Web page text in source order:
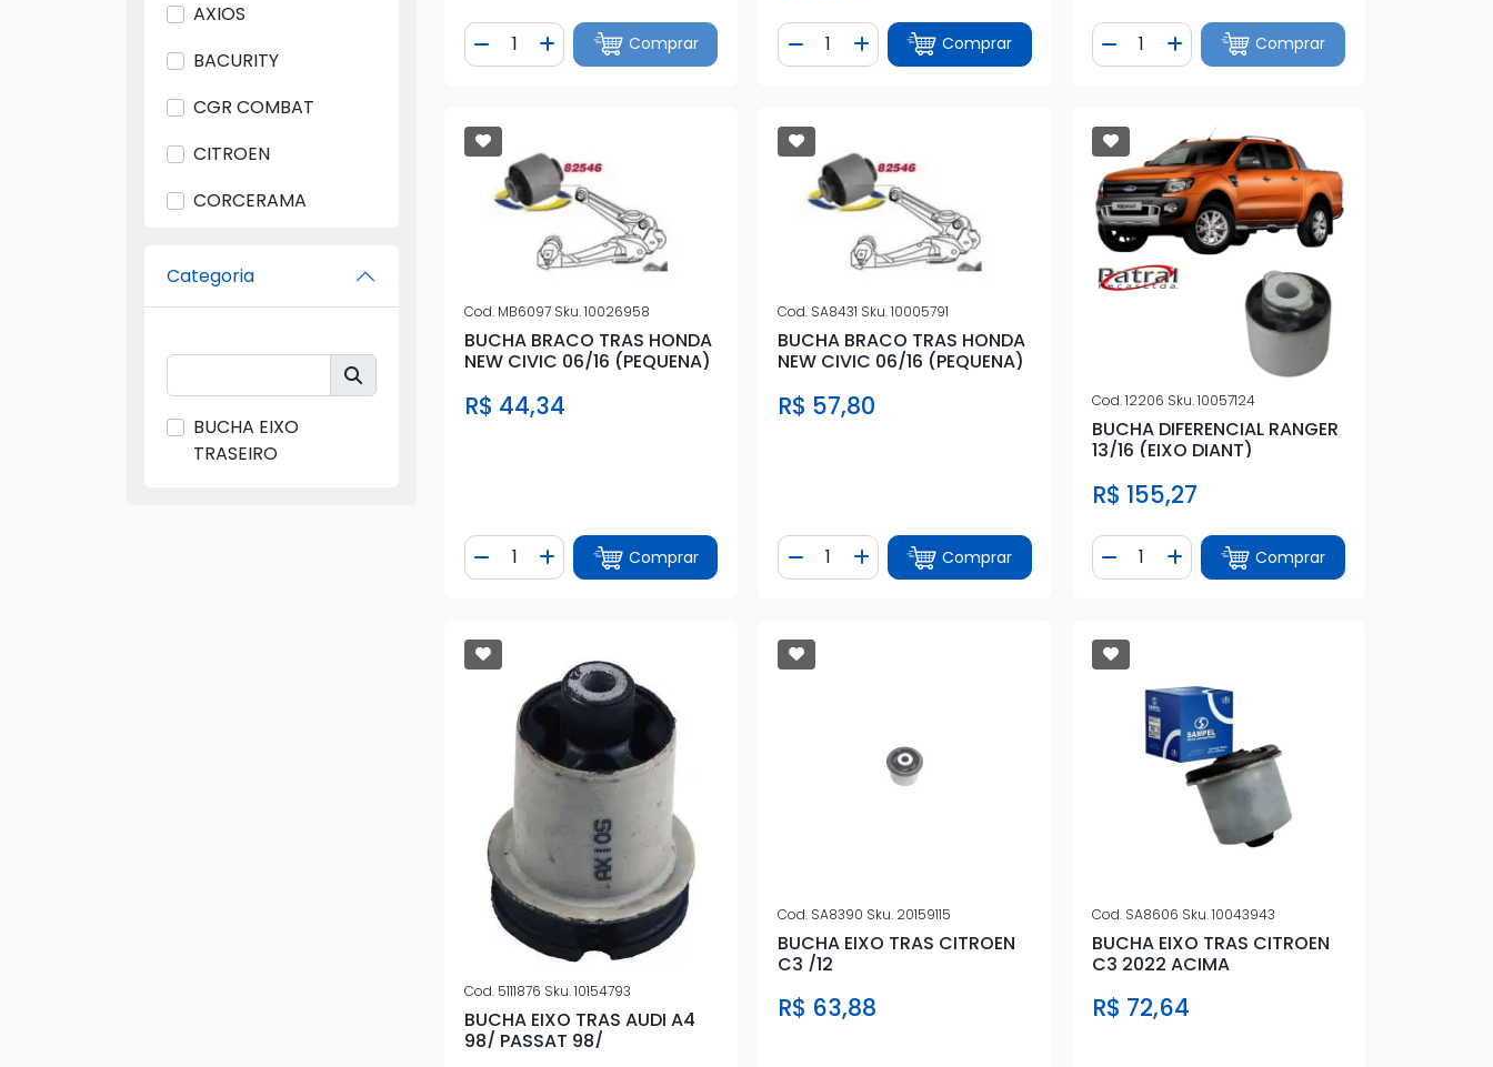
AXIOS
BACURITY
CGR COMBAT
CITROEN
CORCERAMA
FEBI
GENUINI
Categoria
BUCHA EIXO
TRASEIRO
Diminuir Quantidade
Quantidade
Adicionar Quantidade
Comprar Diminuir Quantidade
Quantidade
Adicionar Quantidade
Comprar Diminuir Quantidade
Quantidade
Adicionar Quantidade
Comprar
Cod. MB6097 Sku.10026958
BUCHA BRACO TRAS HONDA
NEW CIVIC 06/16 (PEQUENA)
R$ 44,34
Diminuir Quantidade
Quantidade
Adicionar Quantidade
Comprar
Cod. SA8431 Sku.10005791
BUCHA BRACO TRAS HONDA
NEW CIVIC 06/16 (PEQUENA)
R$ 57,80
Diminuir Quantidade
Quantidade
Adicionar Quantidade
Comprar
Cod.12206 Sku.10057124
BUCHA DIFERENCIAL RANGER
13/16 (EIXO DIANT)
R$ 155,27
Diminuir Quantidade
Quantidade
Adicionar Quantidade
Comprar
Cod. 5111876 Sku.10154793
BUCHA EIXO TRAS AUDI A4
98/ PASSAT 98/
Cod. SA8390 Sku. 20159115
BUCHA EIXO TRAS CITROEN
C3 /12
R$ 63,88
Cod.SA8606 Sku.10043943
BUCHA EIXO TRAS CITROEN
C3 2022 ACIMA
R$ 72,64